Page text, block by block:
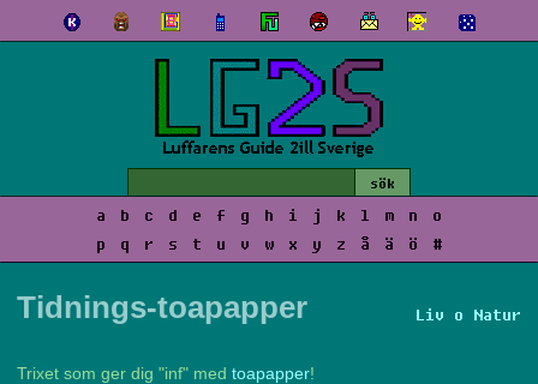
a b c d e f g h i j k l m n
o
p
q r s t u v w x y z å ä ö #
Liv o Natur
Tidnings-toapapper
Trixet som ger dig "inf" med toapapper!